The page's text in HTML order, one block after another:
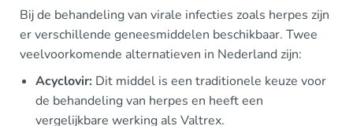
Bij de behandeling van virale infecties zoals herpes zijn
er verschillende geneesmiddelen beschikbaar. Twee
veelvoorkomende alternatieven in Nederland zijn:
Acyclovir: Dit middel is een traditionele keuze voor
de behandeling van herpes en heeft een
vergelijkbare werking als Valtrex.